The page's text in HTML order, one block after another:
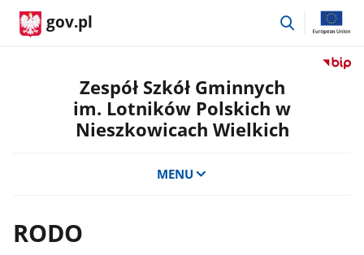
gov.pl
przejdź
Przejdź
Zespół Szkół Gminnych
im. Lotników Polskich w
Nieszkowicach Wielkich
MENU
RODO